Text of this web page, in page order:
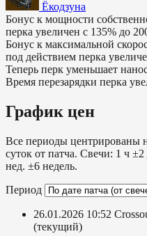
Ёкодзуна
Бонус к мощности
перка увеличен с 135% до
Бонус к максимальной
под действием перка
Теперь перк уменьшает
Время перезарядки перка
График цен
Все периоды центрированы
суток от патча. Свечи: 1 ч
нед. ±6 недель.
Период
26.01.2026 10:52
(текущий)